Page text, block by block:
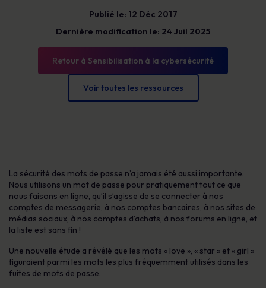
Publié le: 12 Déc 2017
Dernière modification le: 24 Juil 2025
Retour à Sensibilisation à la cybersécurité
Voir toutes les ressources
La sécurité des mots de passe n’a jamais été aussi importante.
Nous utilisons un mot de passe pour pratiquement tout ce que
nous faisons en ligne, qu’il s’agisse de se connecter à nos
comptes de messagerie, à nos comptes bancaires, à nos sites de
médias sociaux, à nos comptes d’achats, à nos forums en ligne, et
la liste est sans fin !
Une nouvelle étude a révélé que les mots « love », « star » et « girl »
figuraient parmi les mots les plus fréquemment utilisés dans les
fuites de mots de passe.